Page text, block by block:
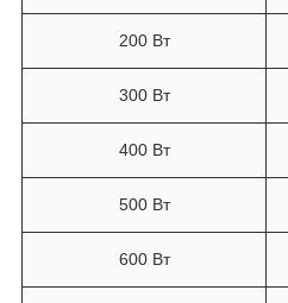
200 Вт
300 Вт
400 Вт
500 Вт
600 Вт